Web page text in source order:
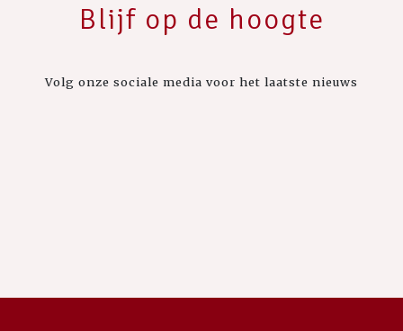
Blijf op de hoogte
Volg onze sociale media voor het laatste nieuws